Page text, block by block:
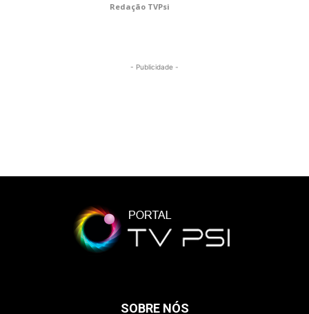
Redação TVPsi
- Publicidade -
SOBRE NÓS